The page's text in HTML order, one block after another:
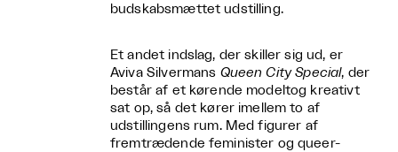
budskabsmættet udstilling.
Et andet indslag, der skiller sig ud, er
Aviva Silvermans Queen City Special, der
består af et kørende modeltog kreativt
sat op, så det kører imellem to af
udstillingens rum. Med figurer af
fremtrædende feminister og queer-